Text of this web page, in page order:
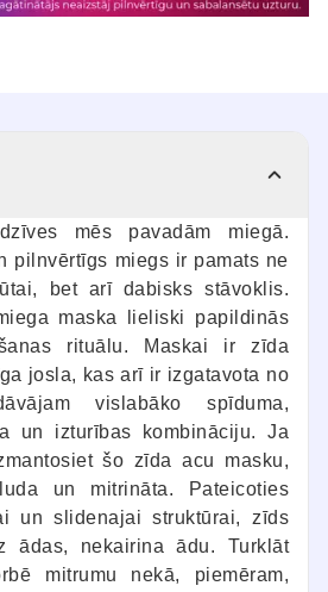
mēs pavadām miegā.
pilnvērtīgs miegs ir pamats ne
bet arī dabisks stāvoklis.
maska lieliski papildinās
rituālu. Maskai ir zīda
josla, kas arī ir izgatavota no
vislabāko spīduma,
un izturības kombināciju. Ja
šo zīda acu masku,
un mitrināta. Pateicoties
un slidenajai struktūrai, zīds
ādas, nekairina ādu. Turklāt
mitrumu nekā, piemēram,